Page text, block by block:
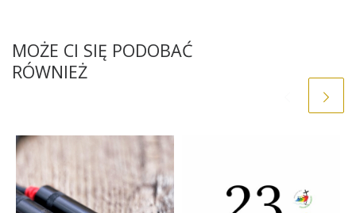
MOŻE CI SIĘ PODOBAĆ
RÓWNIEŻ